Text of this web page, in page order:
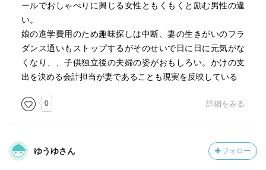
ールでおしゃべりに興じる女性ともくもくと励む男性の違
い。
娘の進学費用のため趣味探しは中断、妻の生きがいのフラ
ダンス通いもストップするがそのせいで日に日に元気がな
くなり、、子供独立後の夫婦の姿がおもしろい。かけの支
出を決める会計担当が妻であることも現実を反映している
0 詳細をみる
ゆうゆさん フォロー